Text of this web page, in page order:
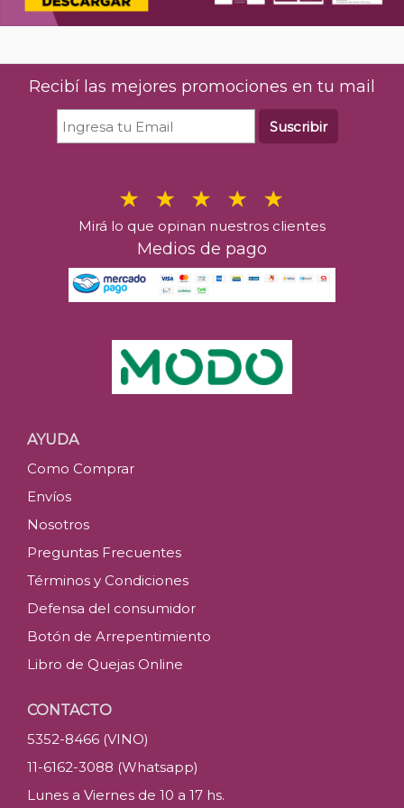
Recibí las mejores promociones en tu mail
Suscribir
Mirá lo que opinan nuestros clientes
Medios de pago
AYUDA
Como Comprar
Envíos
Nosotros
Preguntas Frecuentes
Términos y Condiciones
Defensa del consumidor
Botón de Arrepentimiento
Libro de Quejas Online
CONTACTO
5352-8466 (VINO)
11-6162-3088 (Whatsapp)
Lunes a Viernes de 10 a 17 hs.